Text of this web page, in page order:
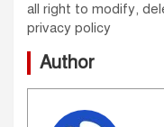
all right to modify,
privacy policy
Author